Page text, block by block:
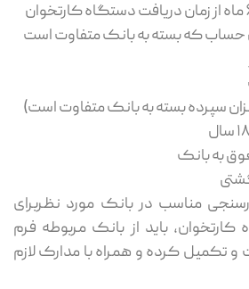
که بسته به بانک متفاوت است
سپرده بسته به بانک متفاوت است)
به بانک
مناسب در بانک مورد نظربرای
باید از بانک مربوطه فرم
و تکمیل کرده و همراه با مدارک لازم